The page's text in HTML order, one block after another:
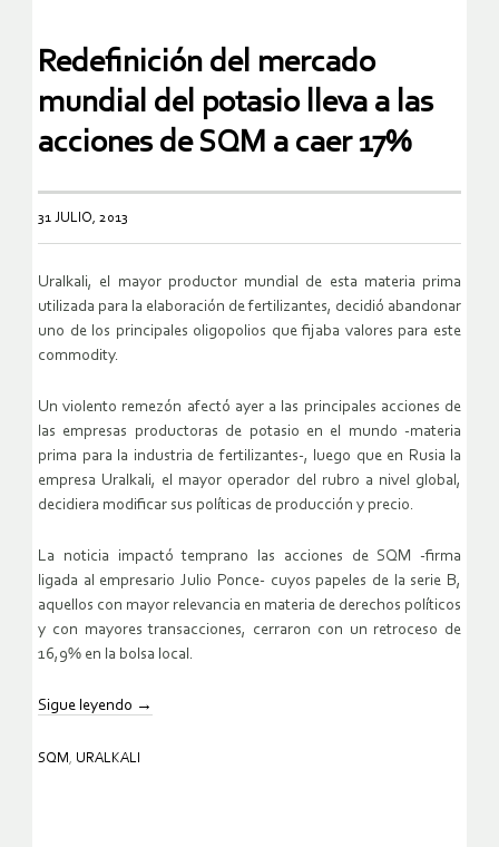
Redefinición del mercado
mundial del potasio lleva a las
acciones de SQM a caer 17%
31 JULIO, 2013
Uralkali, el mayor productor mundial de esta materia prima
utilizada para la elaboración de fertilizantes, decidió abandonar
uno de los principales oligopolios que fijaba valores para este
commodity.
Un violento remezón afectó ayer a las principales acciones de
las empresas productoras de potasio en el mundo -materia
prima para la industria de fertilizantes-, luego que en Rusia la
empresa Uralkali, el mayor operador del rubro a nivel global,
decidiera modificar sus políticas de producción y precio.
La noticia impactó temprano las acciones de SQM -firma
ligada al empresario Julio Ponce- cuyos papeles de la serie B,
aquellos con mayor relevancia en materia de derechos políticos
y con mayores transacciones, cerraron con un retroceso de
16,9% en la bolsa local.
Sigue leyendo →
SQM , URALKALI